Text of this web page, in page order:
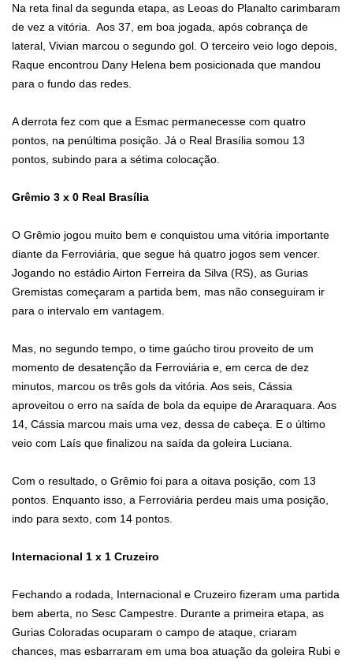
Na reta final da segunda etapa, as Leoas do Planalto carimbaram
de vez a vitória. Aos 37, em boa jogada, após cobrança de
lateral, Vivian marcou o segundo gol. O terceiro veio logo depois,
Raque encontrou Dany Helena bem posicionada que mandou
para o fundo das redes.
A derrota fez com que a Esmac permanecesse com quatro
pontos, na penúltima posição. Já o Real Brasília somou 13
pontos, subindo para a sétima colocação.
Grêmio 3 x 0 Real Brasília
O Grêmio jogou muito bem e conquistou uma vitória importante
diante da Ferroviária, que segue há quatro jogos sem vencer.
Jogando no estádio Airton Ferreira da Silva (RS), as Gurias
Gremistas começaram a partida bem, mas não conseguiram ir
para o intervalo em vantagem.
Mas, no segundo tempo, o time gaúcho tirou proveito de um
momento de desatenção da Ferroviária e, em cerca de dez
minutos, marcou os três gols da vitória. Aos seis, Cássia
aproveitou o erro na saída de bola da equipe de Araraquara. Aos
14, Cássia marcou mais uma vez, dessa de cabeça. E o último
veio com Laís que finalizou na saída da goleira Luciana.
Com o resultado, o Grêmio foi para a oitava posição, com 13
pontos. Enquanto isso, a Ferroviária perdeu mais uma posição,
indo para sexto, com 14 pontos.
Internacional 1 x 1 Cruzeiro
Fechando a rodada, Internacional e Cruzeiro fizeram uma partida
bem aberta, no Sesc Campestre. Durante a primeira etapa, as
Gurias Coloradas ocuparam o campo de ataque, criaram
chances, mas esbarraram em uma boa atuação da goleira Rubi e